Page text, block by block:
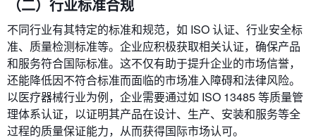
（二）行业标准合规
不同行业有其特定的标准和规范，如 ISO 认证、行业安全标
准、质量检测标准等。企业应积极获取相关认证，确保产品
和服务符合国际标准。这不仅有助于提升企业的市场信誉，
还能降低因不符合标准而面临的市场准入障碍和法律风险。
以医疗器械行业为例，企业需要通过如 ISO 13485 等质量管
理体系认证，以证明其产品在设计、生产、安装和服务等全
过程的质量保证能力，从而获得国际市场认可。